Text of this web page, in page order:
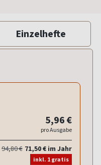
Einzelhefte
5,96 €
pro Ausgabe
94,80 € 71,50 € im Jahr
inkl. 1 gratis